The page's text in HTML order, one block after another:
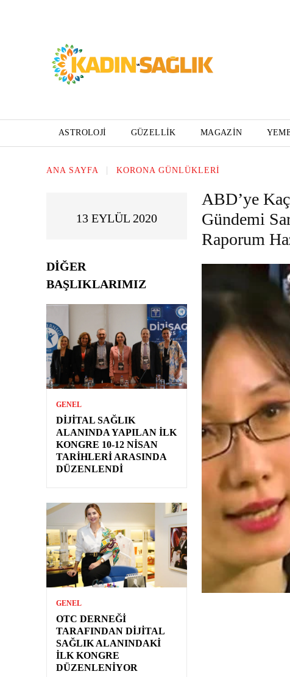
ASTROLOJI GÜZELLIK MAGAZIN
ANA SAYFA KORONA GÜNLÜKLERI
13 EYLÜL 2020
DIĞER
BAŞLIKLARIMIZ
GENEL
DIJITAL SAĞLIK
ALANINDA YAPILAN İLK
KONGRE 10-12 NISAN
TARIHLERI ARASINDA
DÜZENLENDI
GENEL
OTC DERNEĞI
TARAFINDAN DIJITAL
SAĞLIK ALANINDAKI
İLK KONGRE
DÜZENLENIYOR
ABD’ye
Gündemi
Raporum